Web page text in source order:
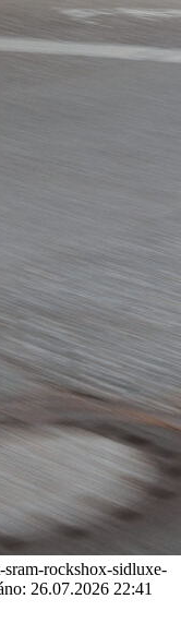
rockshox-sidluxe-
26.07.2026 22:41